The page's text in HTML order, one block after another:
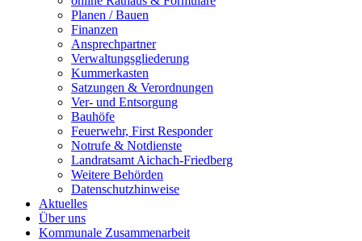
Planen / Bauen
Finanzen
Ansprechpartner
Verwaltungsgliederung
Kummerkasten
Satzungen & Verordnungen
Ver- und Entsorgung
Bauhöfe
Feuerwehr, First Responder
Notrufe & Notdienste
Landratsamt Aichach-Friedberg
Weitere Behörden
Datenschutzhinweise
Aktuelles
Über uns
Kommunale Zusammenarbeit